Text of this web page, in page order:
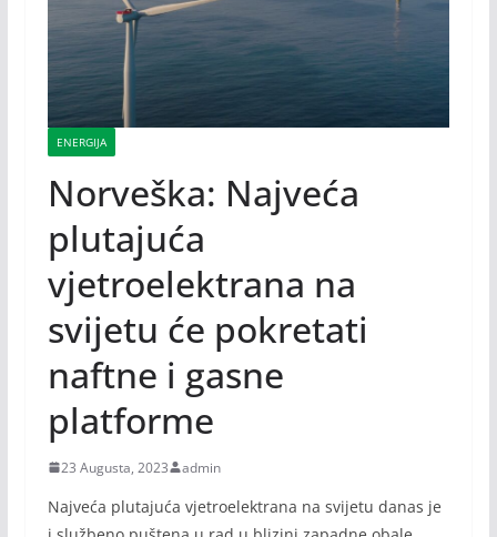
ENERGIJA
Norveška: Najveća
plutajuća
vjetroelektrana na
svijetu će pokretati
naftne i gasne
platforme
23 Augusta, 2023 admin
Najveća plutajuća vjetroelektrana na svijetu danas je